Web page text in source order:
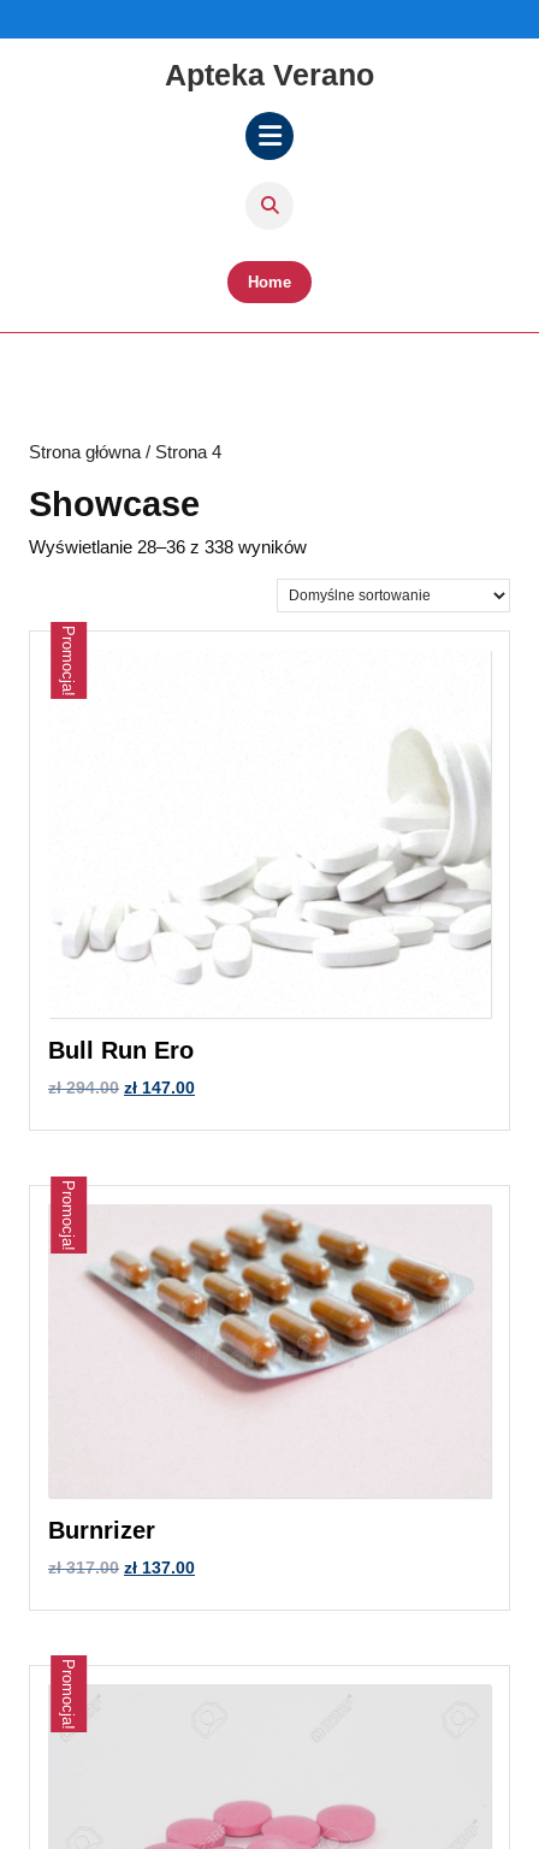
to
Apteka Verano
Button
Home
Strona główna / Strona 4
Showcase
Wyświetlanie 28–36 z 338 wyników
Promocja!
Bull Run Ero
zł294.00 zł 147.00
Promocja!
Burnrizer
zł317.00 zł 137.00
Promocja!